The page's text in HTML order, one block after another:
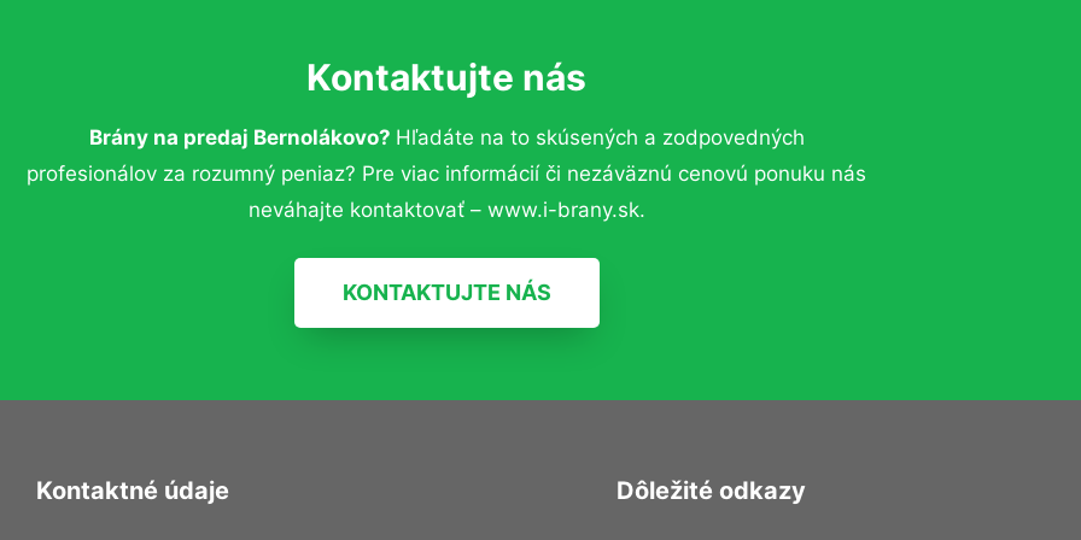
Kontaktujte nás
Brány na predaj Bernolákovo? Hľadáte na to skúsených a zodpovedných
profesionálov za rozumný peniaz? Pre viac informácií či nezáväznú cenovú ponuku nás
neváhajte kontaktovať – www.i-brany.sk.
KONTAKTUJTE NÁS
Kontaktné údaje Dôležité odkazy